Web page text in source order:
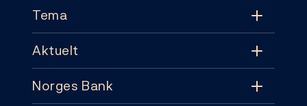
Tema
Tema
Pengepolitikk
Aktuelt
Aktuelt
Norges Bank